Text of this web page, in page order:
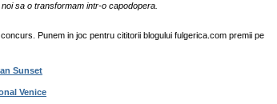
sa o transformam intr-o capodopera.
Punem in joc pentru cititorii blogului fulgerica.com premii pe
Sunset
Venice